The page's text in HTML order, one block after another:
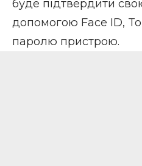
буде підтвердити
допомогою Face ID,
паролю пристрою.